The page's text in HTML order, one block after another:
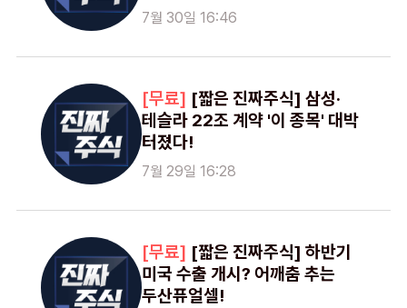
7월 30일 16:46
[짧은 진짜주식] 삼성·
테슬라 22조 계약 '이 종목' 대박
터졌다!
7월 29일 16:28
[짧은 진짜주식] 하반기
미국 수출 개시? 어깨춤 추는
두산퓨얼셀!